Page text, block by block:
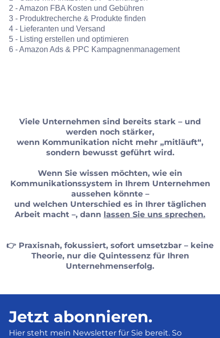
2 - Amazon FBA Kosten und Gebühren
3 - Produktrecherche & Produkte finden
4 - Lieferanten und Versand
5 - Listing erstellen und optimieren
6 - Amazon Ads & PPC Kampagnenmanagement
Viele Unternehmen sind bereits stark – und
werden noch stärker,
wenn Kommunikation nicht mehr „mitläuft“,
sondern bewusst geführt wird.
Wenn Sie wissen möchten, wie ein
Kommunikationssystem in Ihrem Unternehmen
aussehen könnte –
und welchen Unterschied es in Ihrer täglichen
Arbeit macht –, dann lassen Sie uns sprechen.
👉 Praxisnah, fokussiert, sofort umsetzbar – keine
Theorie, nur die Quintessenz für Ihren
Unternehmenserfolg.
Jetzt abonnieren.
Hier steht mein Newsletter für Sie bereit. So